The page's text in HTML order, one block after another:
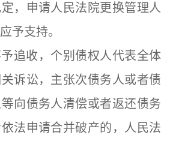
，申请人民法院更换管理人
予支持。
收，个别债权人代表全体
诉讼，主张次债务人或者债
向债务人清偿或者返还债务
法申请合并破产的，人民法